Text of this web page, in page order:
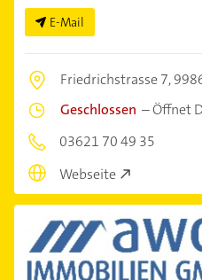
E-Mail
Friedrichstrasse 7,
Geschlossen –Öffnet
03621 70 49 35
Webseite